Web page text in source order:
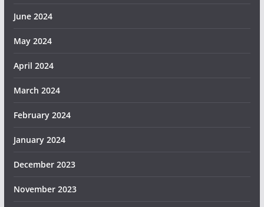
June 2024
May 2024
April 2024
March 2024
February 2024
January 2024
December 2023
November 2023